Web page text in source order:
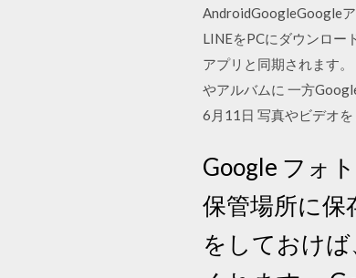
AndroidGoogleGoogle
LINEをPCにダウンロー
アプリと同期されます
やアルバムに 一方
6月11日 写真やビデオを
Google フォ
保管場所に
をしておけ